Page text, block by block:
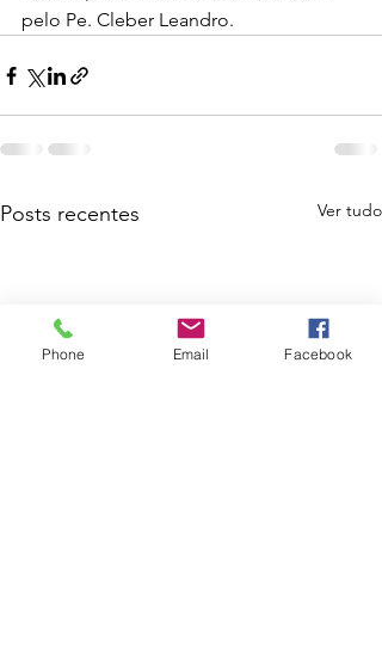
pelo Pe. Cleber Leandro.
Posts recentes Ver tudo
Phone Email Facebook